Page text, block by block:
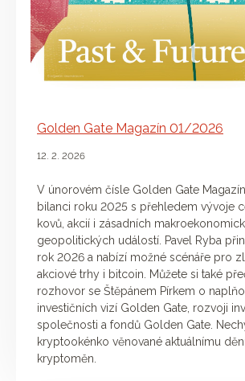
Golden Gate Magazín 01/2026
12. 2. 2026
V únorovém čísle Golden Gate
bilanci roku 2025 s přehledem vývoje
kovů, akcií i zásadních
geopolitických událostí. Pavel Ryba
rok 2026 a nabízí možné scénáře pro
akciové trhy i bitcoin. Můžete si také
rozhovor se Štěpánem Pírkem o
investičních vizí Golden Gate, rozvoji
společnosti a fondů Golden Gate.
kryptookénko věnované aktuálnímu
kryptoměn.